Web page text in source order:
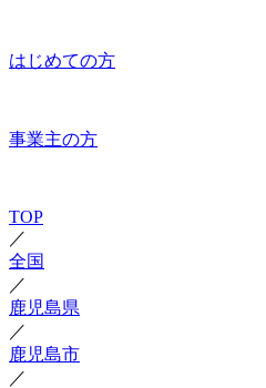
はじめての方
事業主の方
TOP
／
全国
／
鹿児島県
／
鹿児島市
／